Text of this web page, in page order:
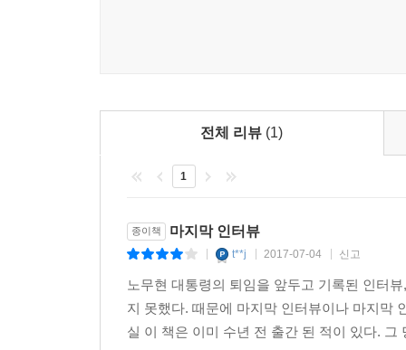
전체 리뷰 (1)
1
종이책 마지막 인터뷰
t**j 2017-07-04 신고
노무현 대통령의 퇴임을 앞두고 기록된 인터
지 못했다. 때문에 마지막 인터뷰이나 마지막
실 이 책은 이미 수년 전 출간 된 적이 있다.